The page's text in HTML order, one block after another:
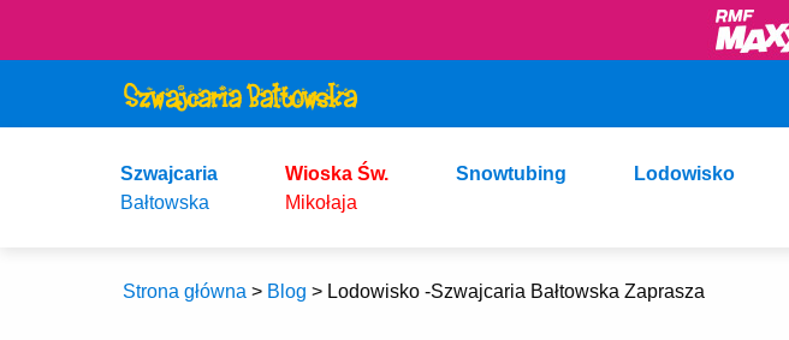
Szwajcaria
Bałtowska
Wioska Św.
Mikołaja
Snowtubing Lodowisko
Strona główna > Blog > Lodowisko -Szwajcaria Bałtowska Zaprasza